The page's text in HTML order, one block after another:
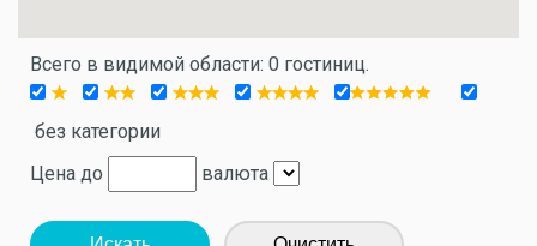
Всего в видимой области: 0 гостиниц.
без категории
Цена до
валюта